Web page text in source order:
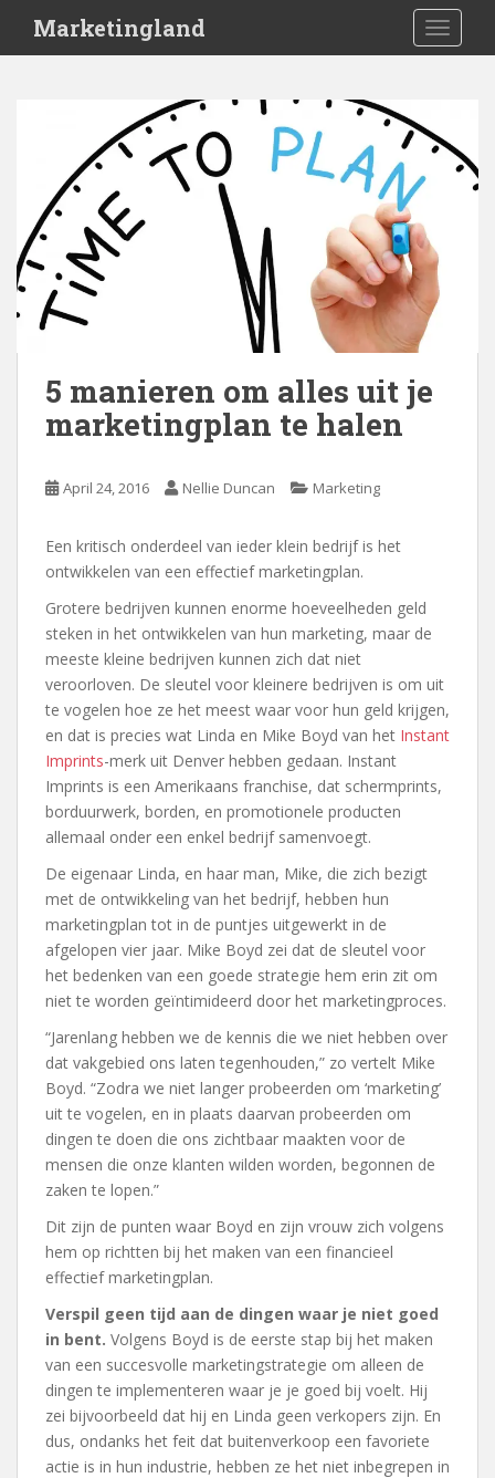
i
Marketingland
5 manieren om alles uit je
marketingplan te halen
April 24, 2016 Nellie Duncan Marketing
Een kritisch onderdeel van ieder klein bedrijf is het
ontwikkelen van een effectief marketingplan.
Grotere bedrijven kunnen enorme hoeveelheden geld
steken in het ontwikkelen van hun marketing, maar de
meeste kleine bedrijven kunnen zich dat niet
veroorloven. De sleutel voor kleinere bedrijven is om uit
te vogelen hoe ze het meest waar voor hun geld krijgen,
en dat is precies wat Linda en Mike Boyd van het Instant
Imprints-merk uit Denver hebben gedaan. Instant
Imprints is een Amerikaans franchise, dat schermprints,
borduurwerk, borden, en promotionele producten
allemaal onder een enkel bedrijf samenvoegt.
De eigenaar Linda, en haar man, Mike, die zich bezigt
met de ontwikkeling van het bedrijf, hebben hun
marketingplan tot in de puntjes uitgewerkt in de
afgelopen vier jaar. Mike Boyd zei dat de sleutel voor
het bedenken van een goede strategie hem erin zit om
niet te worden geïntimideerd door het marketingproces.
“Jarenlang hebben we de kennis die we niet hebben over
dat vakgebied ons laten tegenhouden,” zo vertelt Mike
Boyd. “Zodra we niet langer probeerden om ‘marketing’
uit te vogelen, en in plaats daarvan probeerden om
dingen te doen die ons zichtbaar maakten voor de
mensen die onze klanten wilden worden, begonnen de
zaken te lopen.”
Dit zijn de punten waar Boyd en zijn vrouw zich volgens
hem op richtten bij het maken van een financieel
effectief marketingplan.
Verspil geen tijd aan de dingen waar je niet goed
in bent. Volgens Boyd is de eerste stap bij het maken
van een succesvolle marketingstrategie om alleen de
dingen te implementeren waar je je goed bij voelt. Hij
zei bijvoorbeeld dat hij en Linda geen verkopers zijn. En
dus, ondanks het feit dat buitenverkoop een favoriete
actie is in hun industrie, hebben ze het niet inbegrepen in